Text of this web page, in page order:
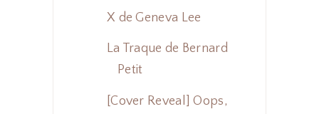
X de Geneva Lee
La Traque de Bernard
Petit
[Cover Reveal] Oops,